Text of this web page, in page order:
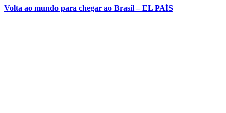
Volta ao mundo para chegar ao Brasil – EL PAÍS